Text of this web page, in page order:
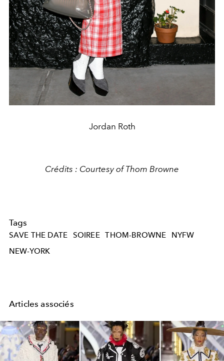
Jordan Roth
Crédits : Courtesy of Thom Browne
Tags
SAVE THE DATE SOIREE THOM-BROWNE
NYFW
NEW-YORK
Articles associés